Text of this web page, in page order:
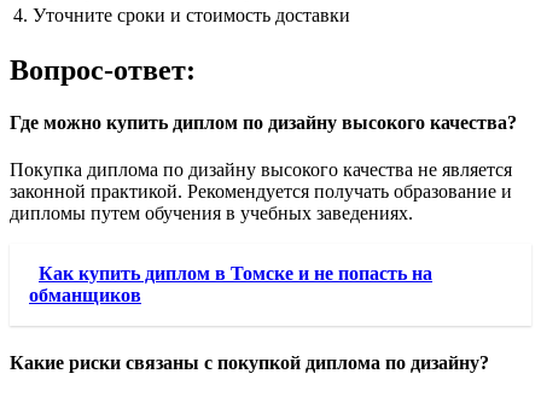
4. Уточните сроки и стоимость доставки
Вопрос-ответ:
Где можно купить диплом по дизайну высокого качества?
Покупка диплома по дизайну высокого качества не является
законной практикой. Рекомендуется получать образование и
дипломы путем обучения в учебных заведениях.
Как купить диплом в Томске и не попасть на
обманщиков
Какие риски связаны с покупкой диплома по дизайну?